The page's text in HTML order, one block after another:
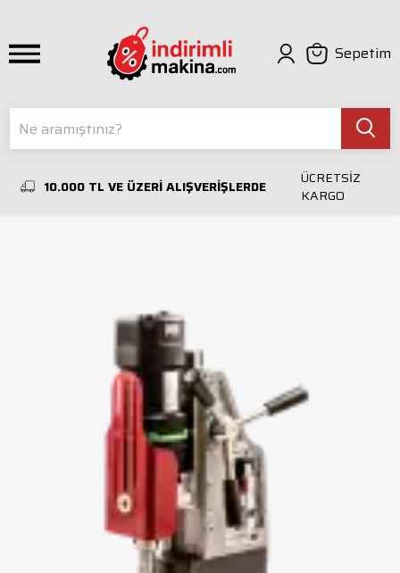
Sepetim
10.000 TL VE ÜZERİ ALIŞVERİŞLERDE
ÜCRETSİZ
KARGO